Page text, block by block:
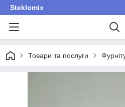
Steklomix
Товари та послуги